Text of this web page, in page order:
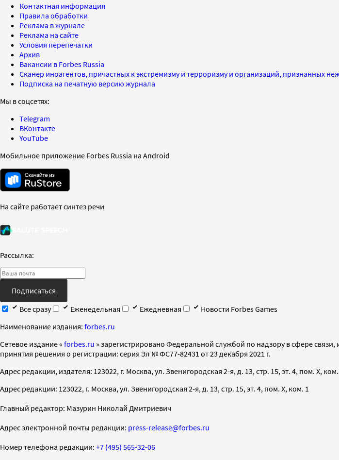
Контактная информация
Правила обработки
Реклама в журнале
Реклама на сайте
Условия перепечатки
Архив
Вакансии в Forbes Russia
Сканер иноагентов, причастных к экстремизму и терроризму и организаций, признанных
Подписка на печатную версию журнала
Мы в соцсетях:
Telegram
ВКонтакте
YouTube
Мобильное приложение Forbes Russia на Android
На сайте работает синтез речи
Рассылка:
Подписаться
Все сразу
Еженедельная Ежедневная
Новости Forbes Games
Наименование издания: forbes.ru
Cетевое издание « forbes.ru » зарегистрировано Федеральной службой по надзору в сфере
принятия решения о регистрации: серия Эл № ФС77-82431 от 23 декабря 2021 г.
Адрес редакции, издателя: 123022, г. Москва, ул. Звенигородская 2-я, д. 13, стр. 15, эт. 4, пом. X, ком.
Адрес редакции: 123022, г. Москва, ул. Звенигородская 2-я, д. 13, стр. 15, эт. 4, пом. X, ком. 1
Главный редактор: Мазурин Николай Дмитриевич
Адрес электронной почты редакции: press-release@forbes.ru
Номер телефона редакции: +7 (495) 565-32-06